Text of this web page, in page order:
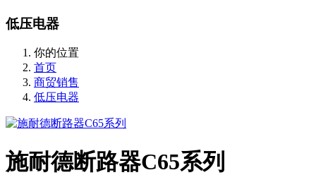
低压电器
你的位置
首页
商贸销售
低压电器
施耐德断路器C65系列